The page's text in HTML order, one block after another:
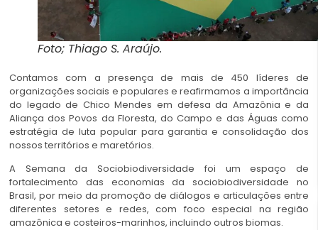
Foto; Thiago S. Araújo.
Contamos com a presença de mais de 450 líderes de
organizações sociais e populares e reafirmamos a importância
do legado de Chico Mendes em defesa da Amazônia e da
Aliança dos Povos da Floresta, do Campo e das Águas como
estratégia de luta popular para garantia e consolidação dos
nossos territórios e maretórios.
A Semana da Sociobiodiversidade foi um espaço de
fortalecimento das economias da sociobiodiversidade no
Brasil, por meio da promoção de diálogos e articulações entre
diferentes setores e redes, com foco especial na região
amazônica e costeiros-marinhos, incluindo outros biomas.